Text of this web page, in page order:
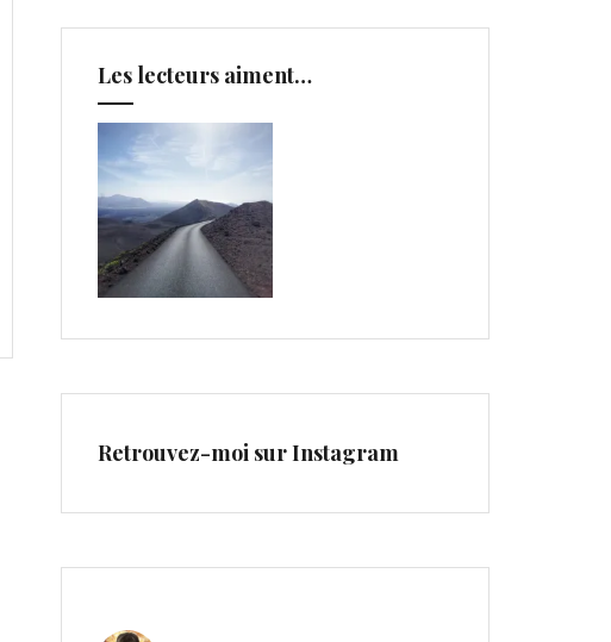
Les lecteurs aiment…
Retrouvez-moi sur Instagram